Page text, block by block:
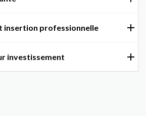
insertion professionnelle
investissement